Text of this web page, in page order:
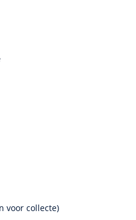
voor collecte)